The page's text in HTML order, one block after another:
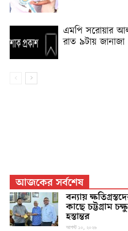
এমপি সরোয়ার
রাত ৯টায় জানাজা
আজকের সর্বশেষ
বন্যায়
কাছে চট্টগ্রাম
হস্তান্তর
আগস্ট ১০, ২০২৬